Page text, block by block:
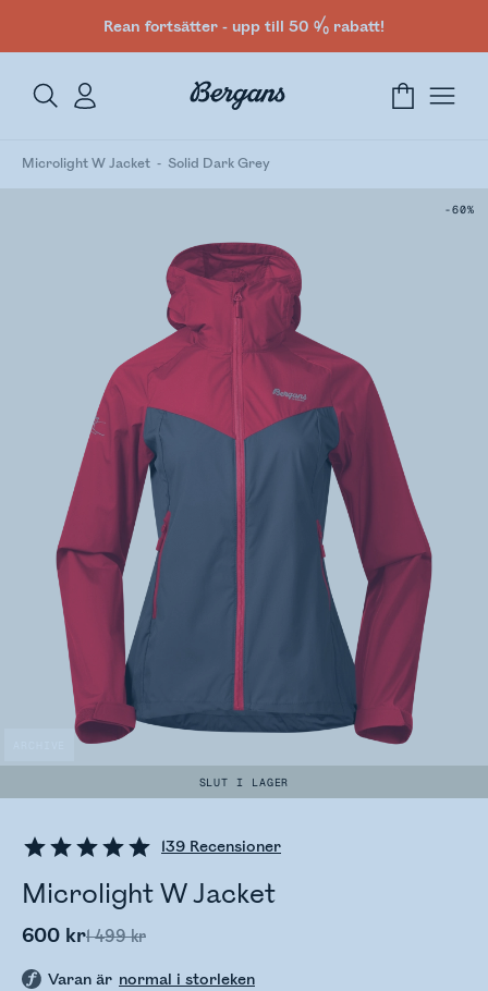
Rean fortsätter - upp till 50 % rabatt!
Microlight W Jacket Solid Dark Grey
-60%
SLUT I LAGER
139 Recensioner
Microlight W Jacket
600 kr1 499 kr
Varan är normal i storleken